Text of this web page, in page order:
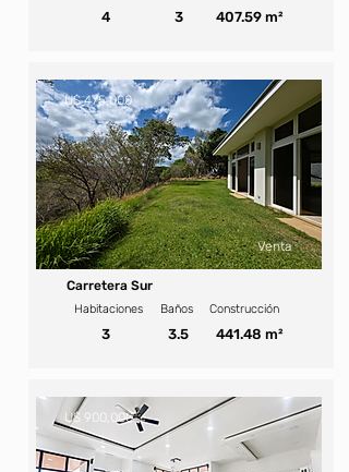
4 3 407.59 m²
Venta
U$ 475,000
Carretera Sur
Habitaciones Baños Construcción
3 3.5 441.48 m²
U$ 900,000